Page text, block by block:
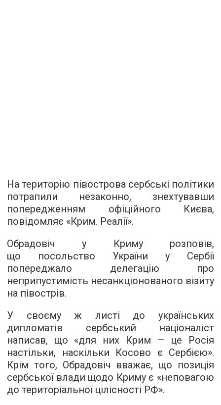
На територію півострова сербські політики
потрапили незаконно, знехтувавши
попередженням офіційного Києва,
повідомляє «Крим. Реалії».
Обрадовіч у Криму розповів,
що посольство України у Сербії
попереджало делегацію про
неприпустимість несанкціонованого візиту
на півострів.
У своєму ж листі до українських
дипломатів сербський націоналіст
написав, що «для них Крим — це Росія
настільки, наскільки Косово є Сербією».
Крім того, Обрадовіч вважає, що позиція
сербської влади щодо Криму є «неповагою
до територіальної цілісності РФ».